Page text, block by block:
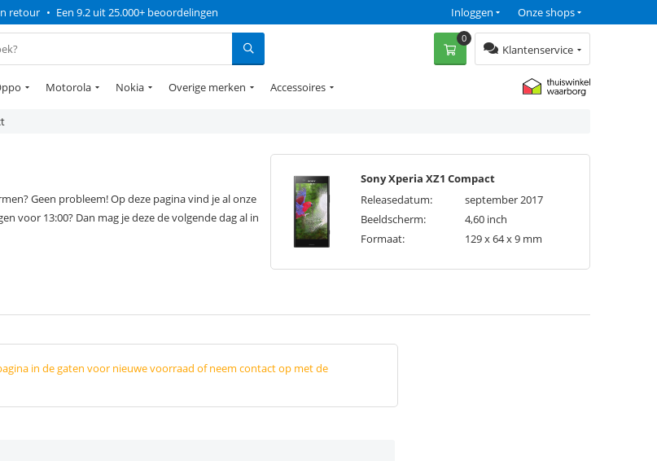
retour • Een 9.2 uit 25.000+ beoordelingen Onze shops
Inloggen
Klantenservice
0
Motorola Nokia Overige merken Accessoires
Geen probleem! Op deze pagina vind je al onze
voor 13:00? Dan mag je deze de volgende dag al in
Sony Xperia XZ1 Compact
Releasedatum:
september 2017
Beeldscherm:
4,60 inch
Formaat:
129 x 64 x 9 mm
in de gaten voor nieuwe voorraad of neem contact op met de